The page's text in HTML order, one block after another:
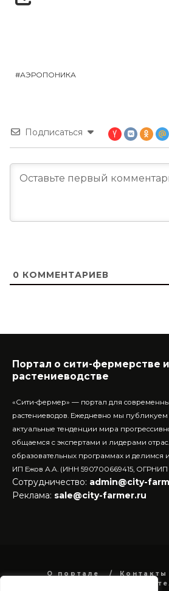
АЭРОПОНИКА
Подписаться
0 КОММЕНТАРИЕВ
Портал о сити-фермерстве
растениеводстве
«Сити-фермер» — портал для
растениеводов. Ежедневно мы публикуем
актуальные тенденции мира
общаемся с экспертами и лидерами
образовательных программах и делимся
ИП Ежов А.А. (ИНН 590700669415, ОГРНИП
Сотрудничество: admin@city-
Реклама: sale@city-farmer.ru
О портале Контакты